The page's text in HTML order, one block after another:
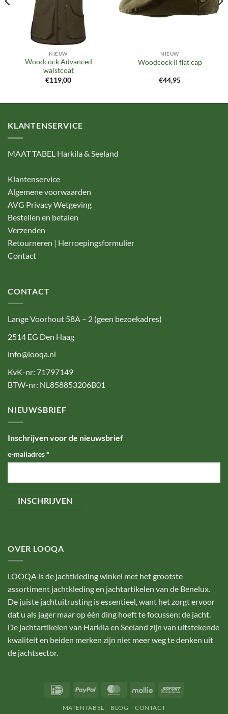
NIEUW
Woodcock Advanced
waistcoat
€119,00
NIEUW
Woodcock II flat cap
€44,95
KLANTENSERVICE
MAAT TABEL Harkila & Seeland
Klantenservice
Algemene voorwaarden
AVG Privacy Wetgeving
Bestellen en betalen
Verzenden
Retourneren | Herroepingsformulier
Contact
CONTACT
Lange Voorhout 58A – 2 (geen bezoekadres)
2514 EG Den Haag
info@looqa.nl
KvK-nr: 71797149
BTW-nr: NL858853206B01
NIEUWSBRIEF
Inschrijven voor de nieuwsbrief
e-mailadres*
OVER LOOQA
LOOQA is de jachtkleding winkel met het grootste
assortiment jachtkleding en jachtartikelen van de Benelux.
De juiste jachtuitrusting is essentieel, want het zorgt ervoor
dat u als jager maar op één ding hoeft te focussen: de jacht.
De jachtartikelen van Harkila en Seeland zijn van uitstekende
kwaliteit en beiden merken zijn niet meer weg te denken uit
de jachtsector.
IDeal PayPal MasterCardMollie Sofort
MATENTABEL BLOG CONTACT